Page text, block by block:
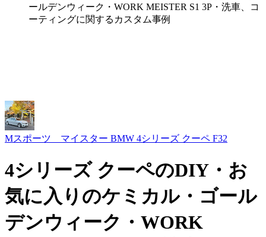
ールデンウィーク・WORK MEISTER S1 3P・洗車、コ
ーティングに関するカスタム事例
Mスポーツ マイスター BMW 4シリーズ クーペ F32
4シリーズ クーペのDIY・お
気に入りのケミカル・ゴール
デンウィーク・WORK